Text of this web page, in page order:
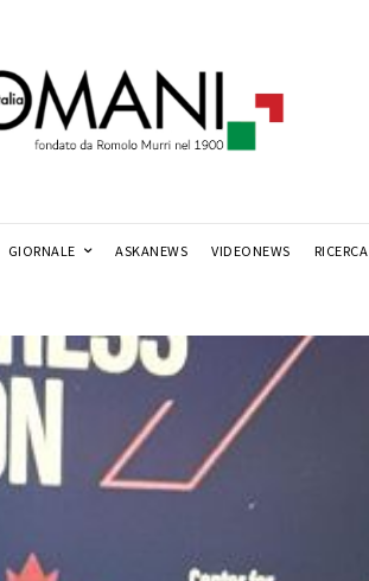
GIORNALE ASKANEWS VIDEONEWS RICERCA